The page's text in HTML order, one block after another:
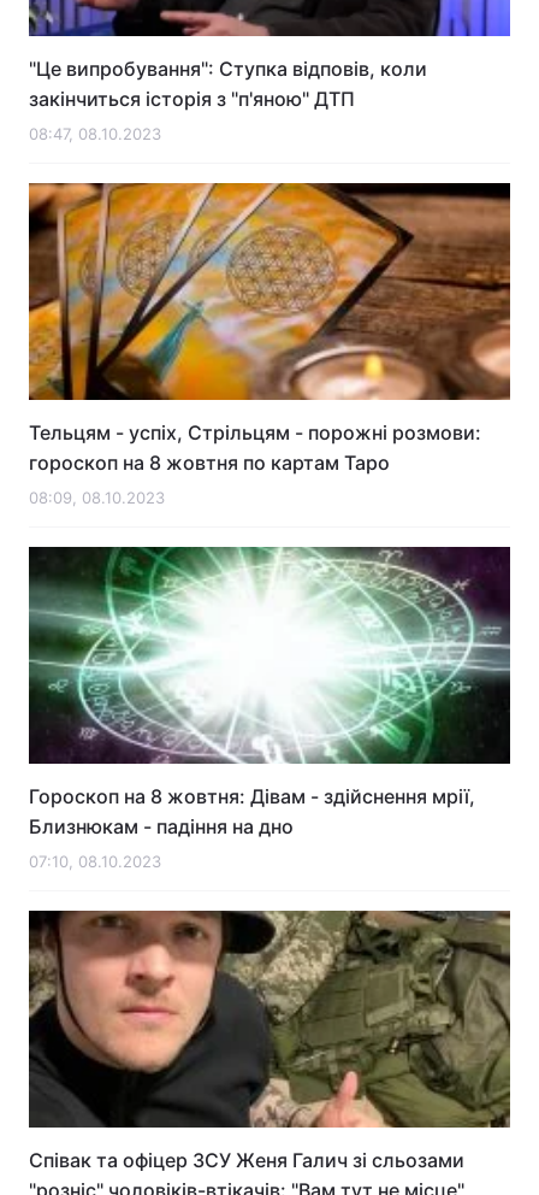
"Це випробування": Ступка відповів, коли
закінчиться історія з "п'яною" ДТП
08:47, 08.10.2023
Тельцям - успіх, Стрільцям - порожні розмови:
гороскоп на 8 жовтня по картам Таро
08:09, 08.10.2023
Гороскоп на 8 жовтня: Дівам - здійснення мрії,
Близнюкам - падіння на дно
07:10, 08.10.2023
Співак та офіцер ЗСУ Женя Галич зі сльозами
"розніс" чоловіків-втікачів: "Вам тут не місце"